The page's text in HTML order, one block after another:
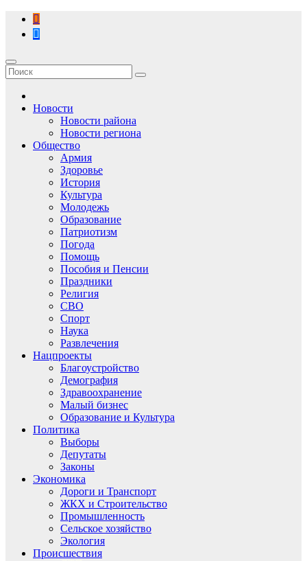
Перейти
содержимому
Новости
Новости района
Новости региона
Общество
Армия
Здоровье
История
Культура
Молодежь
Образование
Патриотизм
Погода
Помощь
Пособия и Пенсии
Праздники
Религия
СВО
Спорт
Наука
Развлечения
Нацпроекты
Благоустройство
Демография
Здравоохранение
Малый бизнес
Образование и Культура
Политика
Выборы
Депутаты
Законы
Экономика
Дороги и Транспорт
ЖКХ и Строительство
Промышленность
Сельское хозяйство
Экология
Происшествия